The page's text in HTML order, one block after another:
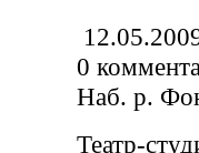
0
Наб. р.
Театр-